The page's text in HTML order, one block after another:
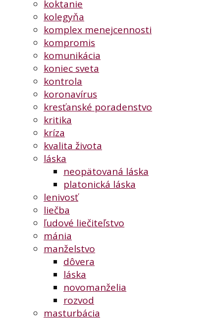
koktanie
kolegyňa
komplex menejcennosti
kompromis
komunikácia
koniec sveta
kontrola
koronavírus
kresťanské poradenstvo
kritika
kríza
kvalita života
láska
neopätovaná láska
platonická láska
lenivosť
liečba
ľudové liečiteľstvo
mánia
manželstvo
dôvera
láska
novomanželia
rozvod
masturbácia